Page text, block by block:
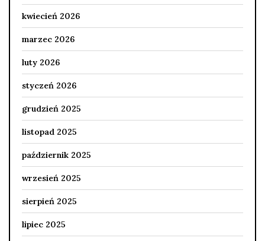
kwiecień 2026
marzec 2026
luty 2026
styczeń 2026
grudzień 2025
listopad 2025
październik 2025
wrzesień 2025
sierpień 2025
lipiec 2025